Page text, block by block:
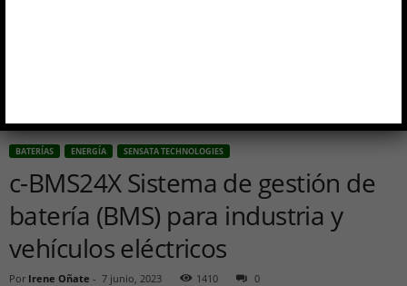
BATERÍAS ENERGÍA SENSATA TECHNOLOGIES
c-BMS24X Sistema de gestión de
batería (BMS) para industria y
vehículos eléctricos
Por Irene Oñate - 7 junio, 2023 1410 0